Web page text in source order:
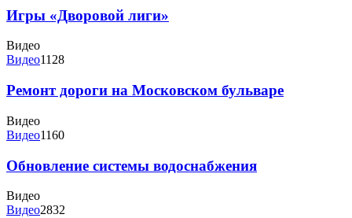
Игры «Дворовой лиги»
Видео
Видео1128
Ремонт дороги на Московском бульваре
Видео
Видео1160
Обновление системы водоснабжения
Видео
Видео2832